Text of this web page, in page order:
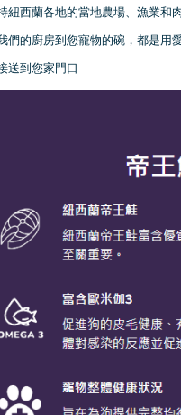
紐西蘭各地的當地農場、漁業和
們的廚房到您寵物的碗，都是用
送到您家門口